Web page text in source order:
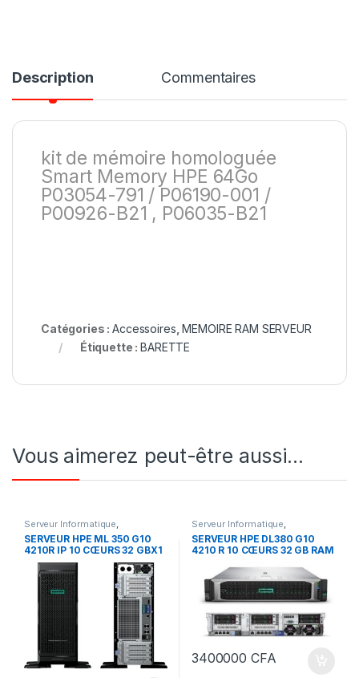
Description Commentaires
kit de mémoire homologuée
Smart Memory HPE 64Go
P03054-791 / P06190-001 /
P00926-B21 , P06035-B21
Catégories :Accessoires ,MEMOIRE RAM SERVEUR
Étiquette :BARETTE
Vous aimerez peut-être aussi…
Serveur Informatique,
SERVEURS & RESEAUX
SERVEUR HPE ML 350 G10
4210R IP 10 CŒURS 32 GBX1
8sff Svr 850W MICRO TOUR
Serveur Informatique,
SERVEURS & RESEAUX
SERVEUR HPE DL380 G10
4210 R 10 CŒURS 32 GB RAM
RACKABLE
3400000 CFA